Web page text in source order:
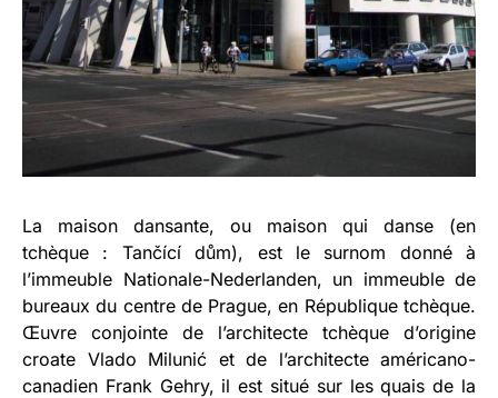
La maison dansante, ou maison qui danse (en
tchèque : Tančící dům), est le surnom donné à
l’immeuble Nationale-Nederlanden, un immeuble de
bureaux du centre de Prague, en République tchèque.
Œuvre conjointe de l’architecte tchèque d’origine
croate Vlado Milunić et de l’architecte américano-
canadien Frank Gehry, il est situé sur les quais de la